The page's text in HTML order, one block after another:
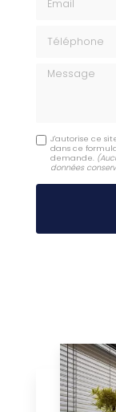
Message
J'autorise ce
dans ce
demande.
données